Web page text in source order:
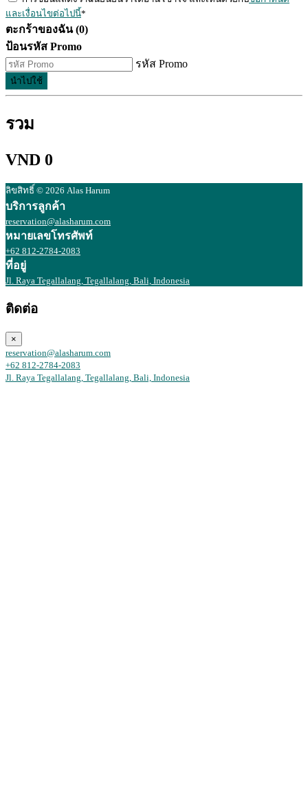
และเงื่อนไขต่อไปนี้*
ตะกร้าของฉัน (0)
ป้อนรหัส Promo
รหัส Promo
นำไปใช้
รวม
VND 0
ลิขสิทธิ์ © 2026 Alas Harum
บริการลูกค้า
reservation@alasharum.com
หมายเลขโทรศัพท์
+62 812-2784-2083
ที่อยู่
Jl. Raya Tegallalang, Tegallalang, Bali, Indonesia
ติดต่อ
×
reservation@alasharum.com
+62 812-2784-2083
Jl. Raya Tegallalang, Tegallalang, Bali, Indonesia